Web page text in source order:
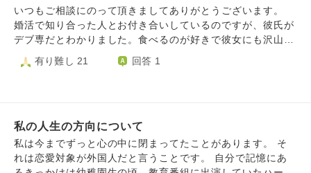
てしまうから。
然持てなくて… 彼は私の嫉妬する気持ちがわからないと言
います。生きてる人が全てだと。 でも遺影も私が来る時だ
け片付けて 帰ったらまた出して… そんなの無理って思って
り彼を責めたり 本当に性格悪いなって自分自身も嫌です。
いつもご相談にのって頂きましてありがとうございます。
婚活で知り合った人とお付き合いしているのですが、彼氏が
デブ専だとわかりました。食べるのが好きで彼女にも沢山食
べてほしくて今までお付き合いした人みんな10キロ位太らせ
たみたいです。 私は165センチ52キロの標準で、過去の人
ももとかお腹とか太っている所はムニムニしたがります。
私も食べるの大好きでデザートないと駄目なんですが太らな
いようにはしてます。 婚活で太ってる人が誰もいなかった
のか！？10人いて1番見た目がタイプだから1番に入れたと
有り難し 21 回答 1
私の人生の方向について
私は今までずっと心の中に閉まってたことがあります。 そ
れは恋愛対象が外国人だと言うことです。 自分で記憶にあ